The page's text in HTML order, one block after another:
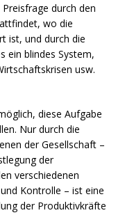
durch den
wo die
ist, und durch die
ein blindes System,
usw.
diese Aufgabe
Nur durch die
der Gesellschaft –
der
verschiedenen
Kontrolle – ist eine
der Produktivkräfte